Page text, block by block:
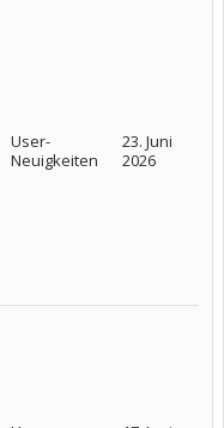
User-
Neuigkeiten
23. Juni
2026